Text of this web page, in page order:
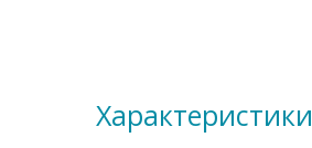
Характеристики